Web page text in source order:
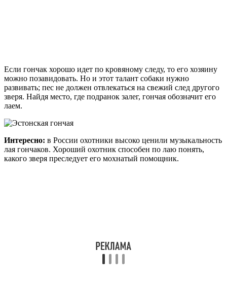
Если гончак хорошо идет по кровяному следу, то его хозяину
можно позавидовать. Но и этот талант собаки нужно
развивать; пес не должен отвлекаться на свежий след другого
зверя. Найдя место, где подранок залег, гончая обозначит его
лаем.
Интересно: в России охотники высоко ценили музыкальность
лая гончаков. Хороший охотник способен по лаю понять,
какого зверя преследует его мохнатый помощник.